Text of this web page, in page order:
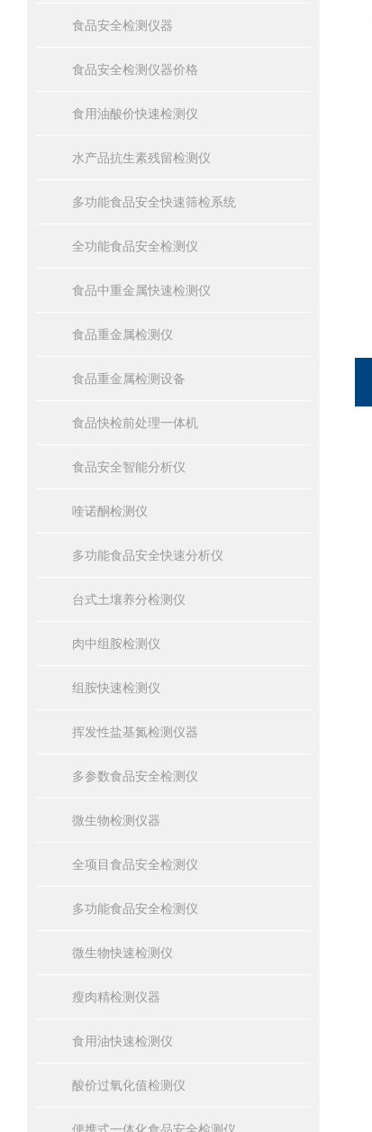
食品安全检测仪器
食品安全检测仪器价格
食用油酸价快速检测仪
水产品抗生素残留检测仪
多功能食品安全快速筛检系统
全功能食品安全检测仪
食品中重金属快速检测仪
食品重金属检测仪
食品重金属检测设备
食品快检前处理一体机
食品安全智能分析仪
喹诺酮检测仪
多功能食品安全快速分析仪
台式土壤养分检测仪
肉中组胺检测仪
组胺快速检测仪
挥发性盐基氮检测仪器
多参数食品安全检测仪
微生物检测仪器
全项目食品安全检测仪
多功能食品安全检测仪
微生物快速检测仪
瘦肉精检测仪器
食用油快速检测仪
酸价过氧化值检测仪